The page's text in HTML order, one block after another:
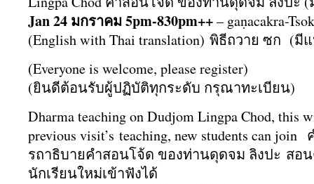
Jan 24 มกราคม 5pm-830pm++– gaṇacakra-
(English with Thai translation) พิธีถวาย ซก (มี
(Everyone is welcome, please register)
(ยินดีต้อนรับผู้ปฏิบัติทุกระดับ กรุณาทะเบียน)
Dharma teaching on Dudjom Lingpa Chod, this
previous visit’s teaching, new students can
รถาธิบายคำสอนโจ้ด ของท่านดุดจม ลิงปะ สอ
นักเรียนใหม่เข้าฟังได้